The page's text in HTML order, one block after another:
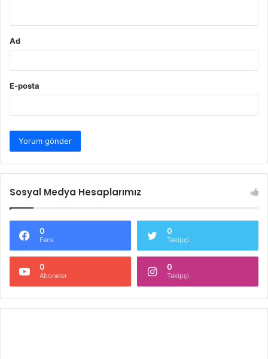
Ad
E-posta
Sosyal Medya Hesaplarımız
0
Fans
0
Takipçi
0
Aboneler
0
Takipçi